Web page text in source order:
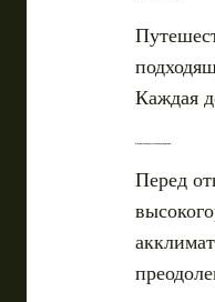
Каждая
Физическая подготовка и тренировки
Перед